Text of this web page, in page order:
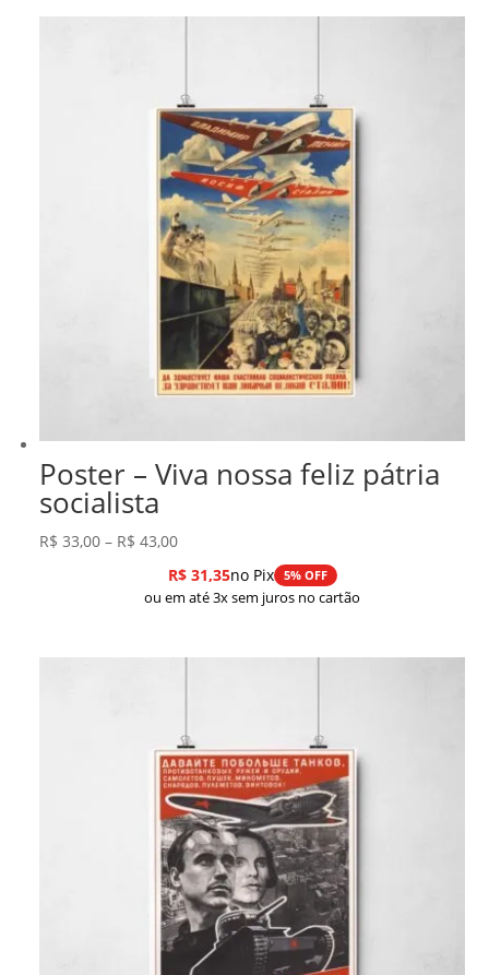
através
Poster – Viva nossa feliz pátria
socialista
R$ 33,00 – R$ 43,00Faixa
de
preço:
através
R$31,35no Pix 5% OFF
ou em até 3x sem juros no cartão